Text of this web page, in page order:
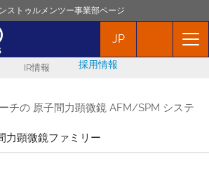
ストゥルメンツー事業部ページ
スフォード・インストゥルメンツ
JP
IR情報 採用情報
チの 原子間力顕微鏡 AFM/SPM システ
力顕微鏡ファミリー